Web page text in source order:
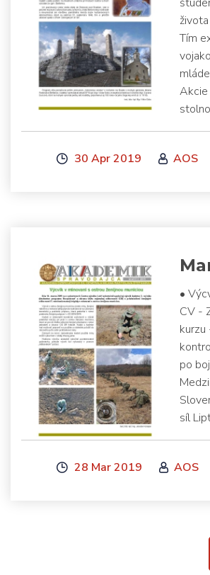
Tím
Akcie
30 Apr 2019 AOS
•
CV -
kurzu
po
síl
28 Mar 2019 AOS